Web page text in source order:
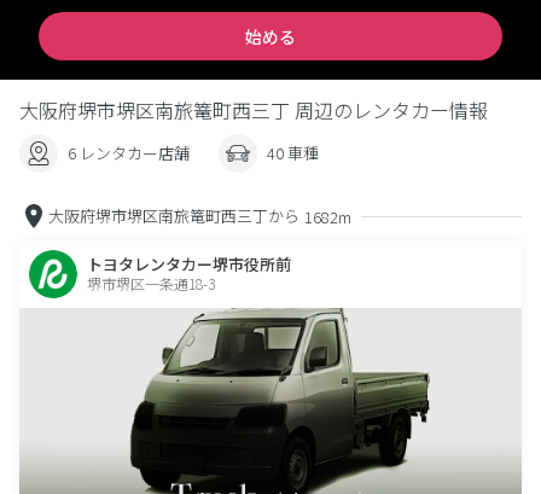
始める
大阪府堺市堺区南旅篭町西三丁 周辺のレンタカー情報
6 レンタカー店舗 40 車種
大阪府堺市堺区南旅篭町西三丁から 1682m
トヨタレンタカー堺市役所前
堺市堺区一条通18-3